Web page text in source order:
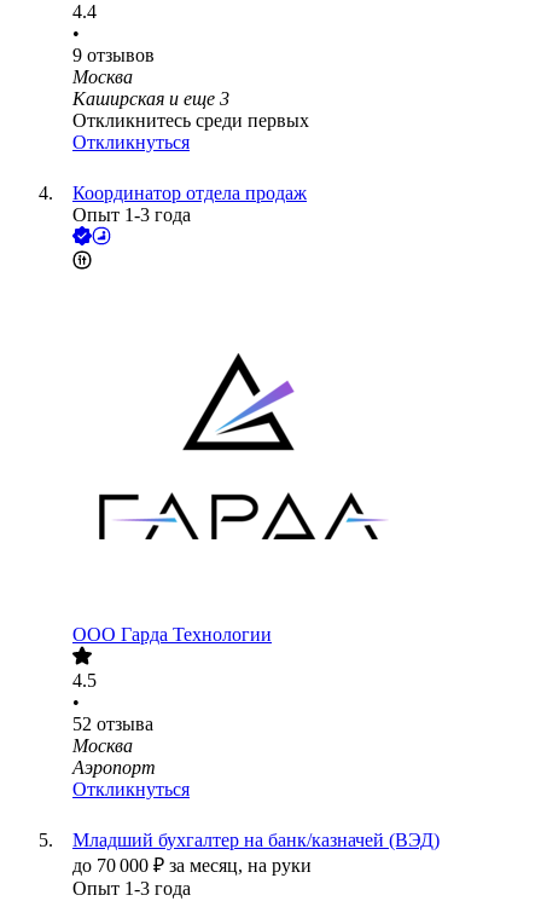
4.4
•
9 отзывов
Москва
Каширская и еще 3
Откликнитесь среди первых
Откликнуться
Координатор отдела продаж
Опыт 1-3 года
ООО Гарда Технологии
4.5
•
52 отзыва
Москва
Аэропорт
Откликнуться
Младший бухгалтер на банк/казначей (ВЭД)
до 70 000 ₽ за месяц, на руки
Опыт 1-3 года